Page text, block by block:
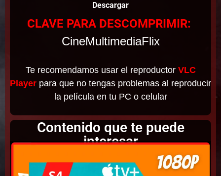
Descargar
CLAVE PARA DESCOMPRIMIR:
CineMultimediaFlix
Te recomendamos usar el reproductor VLC
Player para que no tengas problemas al reproducir
la película en tu PC o celular
Contenido que te puede
interesar